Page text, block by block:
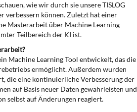
wie wir durch sie unsere TISLOG
verbessern können. Zuletzt hat einer
Masterarbeit über Machine Learning
Teilbereich der KI ist.
Machine Learning Tool entwickelt, das die
ermöglicht. Außerdem wurden
die eine kontinuierliche Verbesserung der
auf Basis neuer Daten gewährleisten und
selbst auf Änderungen reagiert.